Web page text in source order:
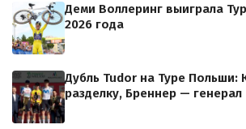
Деми Воллеринг выиграла
2026 года
Дубль Tudor на Туре Польши:
разделку, Бреннер — генерал